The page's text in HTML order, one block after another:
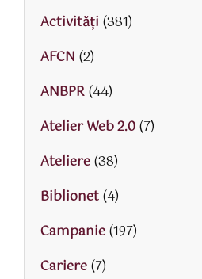
Activităţi (381)
AFCN (2)
ANBPR(44)
Atelier Web 2.0(7)
Ateliere(38)
Biblionet(4)
Campanie(197)
Cariere(7)